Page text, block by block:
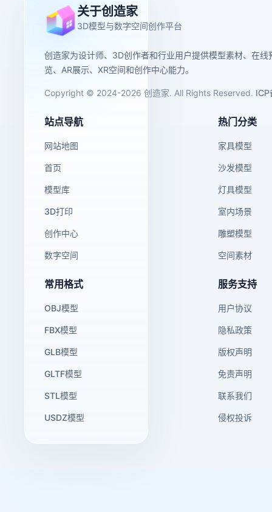
关于创造家
3D模型与数字空间创作平台
创造家为设计师、3D创作者和行业用户提供模型素材、在线
览、AR展示、XR空间和创作中心能力。
Copyright © 2024-2026 创造家. All Rights Reserved. ICP
站点导航
网站地图
首页
模型库
3D打印
创作中心
数字空间
热门分类
家具模型
沙发模型
灯具模型
室内场景
雕塑模型
空间素材
常用格式
OBJ模型
FBX模型
GLB模型
GLTF模型
STL模型
USDZ模型
服务支持
用户协议
隐私政策
版权声明
免责声明
联系我们
侵权投诉